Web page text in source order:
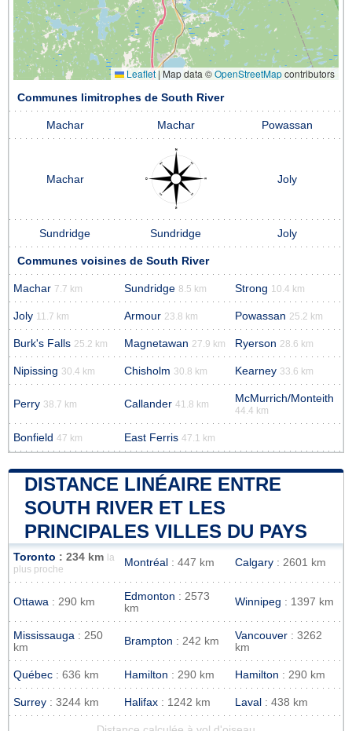
Leaflet | Map data ©OpenStreetMapcontributors
Communes limitrophes de South River
Machar Machar Powassan
Machar Joly
Sundridge Sundridge Joly
Communes voisines de South River
Machar 7.7 km Sundridge 8.5 km Strong 10.4 km
Joly 11.7 km Armour 23.8 km Powassan 25.2 km
Burk's Falls 25.2 km Magnetawan 27.9 km Ryerson 28.6 km
Nipissing 30.4 km Chisholm 30.8 km Kearney 33.6 km
Perry 38.7 km Callander 41.8 km McMurrich/Monteith
44.4 km
Bonfield 47 km East Ferris 47.1 km
DISTANCE LINÉAIRE ENTRE
SOUTH RIVER ET LES
PRINCIPALES VILLES DU PAYS
Toronto : 234 km
la
plus proche
Montréal : 447 km Calgary : 2601 km
Ottawa : 290 km Edmonton : 2573
km
Winnipeg : 1397 km
Mississauga : 250
km
Brampton : 242 km Vancouver : 3262
km
Québec : 636 km Hamilton : 290 km Hamilton : 290 km
Surrey : 3244 km Halifax : 1242 km Laval : 438 km